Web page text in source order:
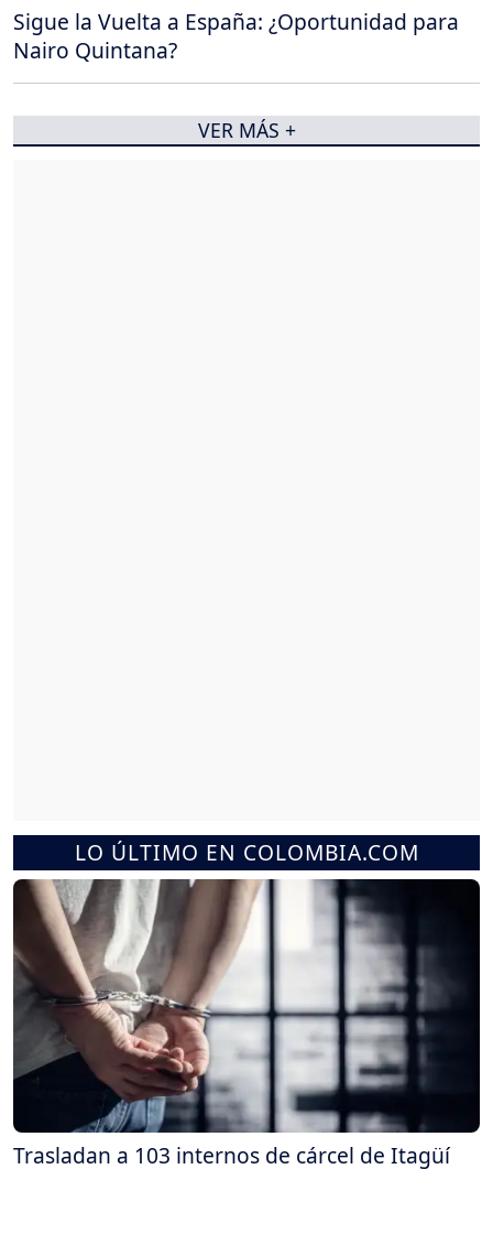
LO ÚLTIMO EN COLOMBIA.COM
Trasladan a 103 internos de cárcel de Itagüí
Sigue la Vuelta a España: ¿Oportunidad para
Nairo Quintana?
VER MÁS +